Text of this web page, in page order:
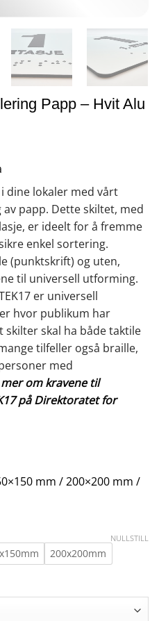
Papp – Hvit Alu
dine lokaler med vårt
papp. Dette skiltet, med
er ideelt for å fremme
enkel sortering.
(punktskrift) og uten,
til universell utforming.
er universell
hvor publikum har
skal ha både taktile
tilfeller også braille,
med
mer om kravene til
på Direktoratet for
mm / 200×200 mm /
200x200mm
NULLSTILL